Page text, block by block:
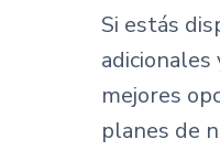
Si estás
mejores
planes de